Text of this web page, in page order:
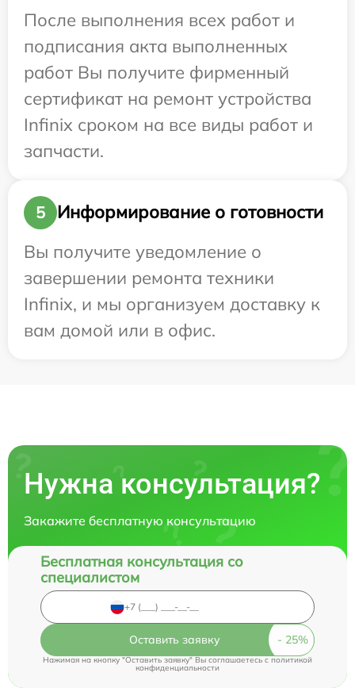
После выполнения всех работ и
подписания акта выполненных
работ Вы получите фирменный
сертификат на ремонт устройства
Infinix сроком на все виды работ и
запчасти.
5
Информирование о готовности
Вы получите уведомление о
завершении ремонта техники
Infinix, и мы организуем доставку к
вам домой или в офис.
Нужна консультация?
Закажите бесплатную консультацию
Бесплатная консультация со
специалистом
Оставить заявку
Нажимая на кнопку "Оставить заявку" Вы соглашаетесь cполитикой
конфиденциальности